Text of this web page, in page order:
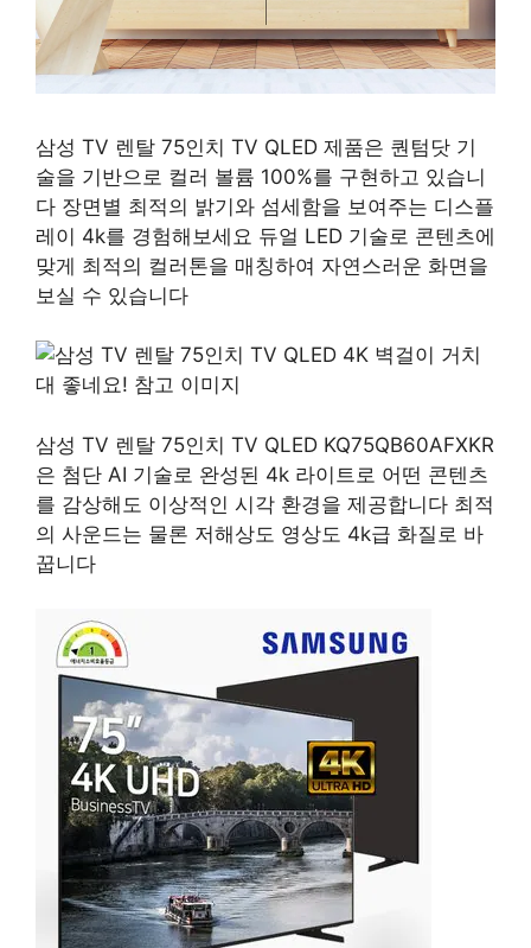
삼성 TV 렌탈 75인치 TV QLED 제품은 퀀텀닷 기
술을 기반으로 컬러 볼륨 100%를 구현하고 있습니
다 장면별 최적의 밝기와 섬세함을 보여주는 디스플
레이 4k를 경험해보세요 듀얼 LED 기술로 콘텐츠에
맞게 최적의 컬러톤을 매칭하여 자연스러운 화면을
보실 수 있습니다
삼성 TV 렌탈 75인치 TV QLED KQ75QB60AFXKR
은 첨단 AI 기술로 완성된 4k 라이트로 어떤 콘텐츠
를 감상해도 이상적인 시각 환경을 제공합니다 최적
의 사운드는 물론 저해상도 영상도 4k급 화질로 바
꿉니다